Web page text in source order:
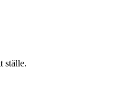
ställe.